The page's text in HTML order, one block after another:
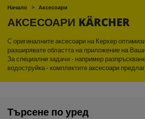
Начало Аксесоари
АКСЕСОАРИ KÄRCHER
С оригиналните аксесоари на Керхер
разширявате областта на приложение на
За специални задачи - например
водоструйка - комплектите аксесоари
Търсене по уред